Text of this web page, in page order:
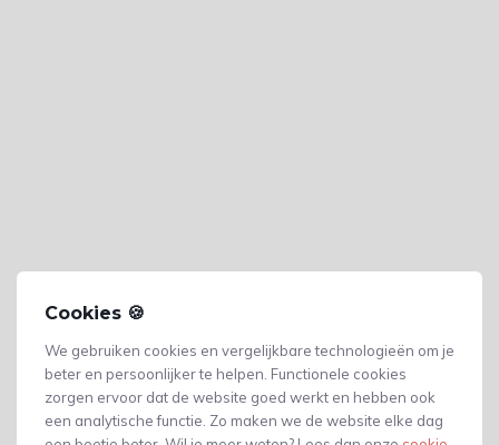
Cookies 🍪
We gebruiken cookies en vergelijkbare technologieën om je
beter en persoonlijker te helpen. Functionele cookies
zorgen ervoor dat de website goed werkt en hebben ook
een analytische functie. Zo maken we de website elke dag